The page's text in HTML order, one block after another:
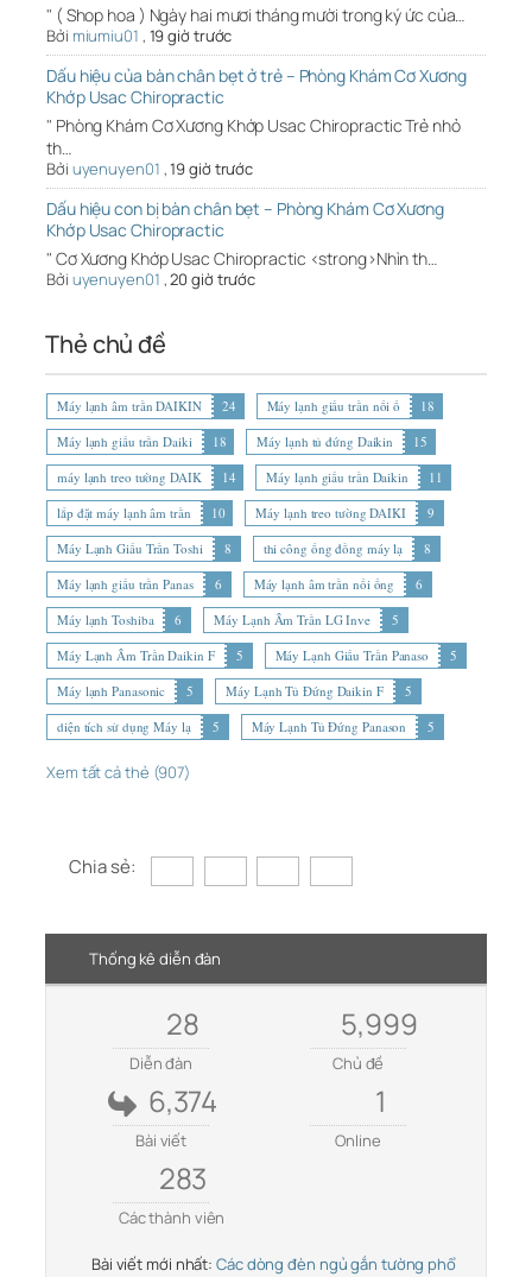
" ( Shop hoa ) Ngày hai mươi tháng mười trong ký ức của…
Bởi miumiu01 , 19 giờ trước
Dấu hiệu của bàn chân bẹt ở trẻ – Phòng Khám Cơ Xương
Khớp Usac Chiropractic
" Phòng Khám Cơ Xương Khớp Usac Chiropractic Trẻ nhỏ
th…
Bởi uyenuyen01 ,19 giờ trước
Dấu hiệu con bị bàn chân bẹt – Phòng Khám Cơ Xương
Khớp Usac Chiropractic
" Cơ Xương Khớp Usac Chiropractic <strong>Nhìn th…
Bởi uyenuyen01 ,20 giờ trước
Thẻ chủ đề
Máy lạnh âm trần DAIKIN 24 Máy lạnh giấu trần nối ố
18
Máy lạnh giấu trần Daiki
18 Máy lạnh tủ đứng Daikin
15
máy lạnh treo tường DAIK
14 Máy lạnh giấu trần Daikin
11
lắp đặt máy lạnh âm trần
10 Máy lạnh treo tường DAIKI
9
Máy Lạnh Giấu Trần Toshi
8 thi công ống đồng máy lạ
8
Máy lạnh giấu trần Panas
6 Máy lạnh âm trần nối ống
6
Máy lạnh Toshiba
6 Máy Lạnh Âm Trần LG Inve
5
Máy Lạnh Âm Trần Daikin F
5 Máy Lạnh Giấu Trần Panaso
5
Máy lạnh Panasonic
5 Máy Lạnh Tủ Đứng Daikin F
5
diện tích sử dụng Máy lạ
5 Máy Lạnh Tủ Đứng Panason 5
Xem tất cả thẻ (907)
Chia sẻ:
Thống kê diễn đàn
28
Diễn đàn
5,999
Chủ đề
6,374
Bài viết
1
Online
283
Các thành viên
Bài viết mới nhất: Các dòng đèn ngủ gắn tường phổ